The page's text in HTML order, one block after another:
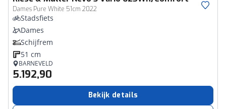
Dames Pure White 51cm 2022
Stadsfiets
Dames
Schijfrem
51 cm
BARNEVELD
5.192,90
Bekijk details